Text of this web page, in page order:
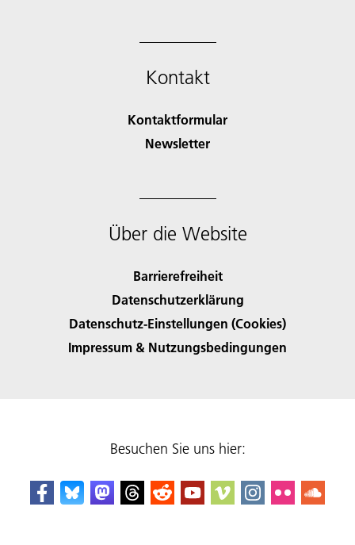
Kontakt
Kontaktformular
Newsletter
Über die Website
Barrierefreiheit
Datenschutzerklärung
Datenschutz-Einstellungen (Cookies)
Impressum & Nutzungsbedingungen
Besuchen Sie uns hier: